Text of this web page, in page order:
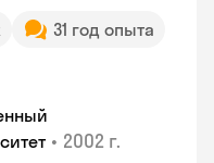
31 год опыта
• 2002 г.